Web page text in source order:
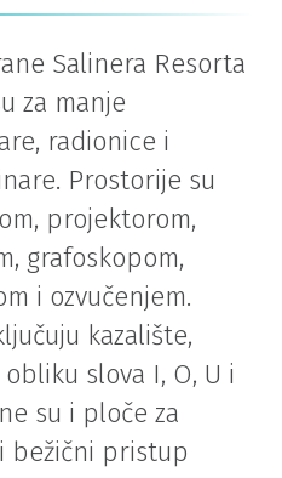
Salinera Resorta
za manje
radionice i
Prostorije su
projektorom,
grafoskopom,
i ozvučenjem.
kazalište,
slova I, O, U i
su i ploče za
bežični pristup